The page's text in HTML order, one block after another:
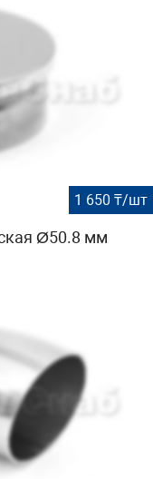
1 650 ₸/шт
Ø50.8 мм